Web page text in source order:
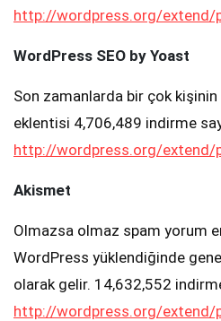
http://wordpress.org/extend/
WordPress SEO by Yoast
Son zamanlarda bir çok kişinin
eklentisi 4,706,489 indirme
http://wordpress.org/
Akismet
Olmazsa olmaz spam yorum
WordPress yüklendiğinde
olarak gelir. 14,632,552
http://wordpress.org/extend/